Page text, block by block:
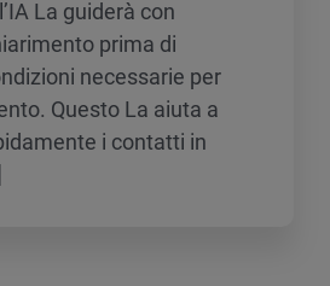
La guiderà con
prima di
necessarie per
Questo La aiuta a
i contatti in